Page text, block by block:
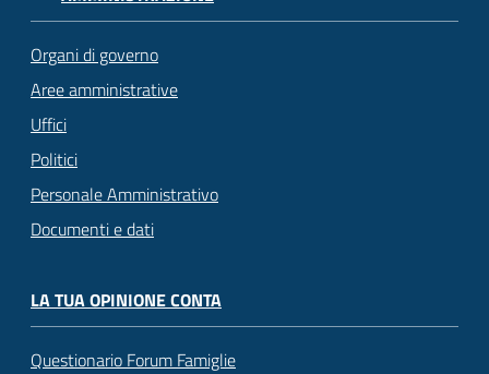
Organi di governo
Aree amministrative
Uffici
Politici
Personale Amministrativo
Documenti e dati
LA TUA OPINIONE CONTA
Questionario Forum Famiglie